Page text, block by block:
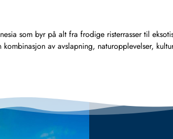
som byr på alt fra frodige risterrasser til
kombinasjon av avslapning, naturopplevelser,